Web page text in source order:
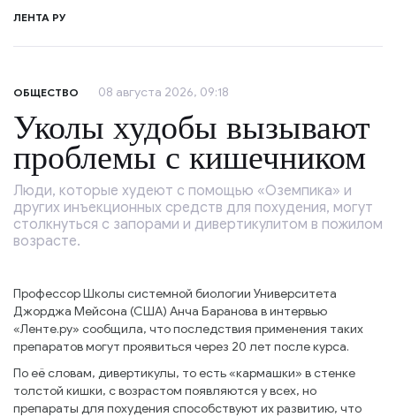
ЛЕНТА РУ
ОБЩЕСТВО 08 августа 2026, 09:18
Уколы худобы вызывают
проблемы с кишечником
Люди, которые худеют с помощью «Оземпика» и
других инъекционных средств для похудения, могут
столкнуться с запорами и дивертикулитом в пожилом
возрасте.
Профессор Школы системной биологии Университета
Джорджа Мейсона (США) Анча Баранова в интервью
«Ленте.ру» сообщила, что последствия применения таких
препаратов могут проявиться через 20 лет после курса.
По её словам, дивертикулы, то есть «кармашки» в стенке
толстой кишки, с возрастом появляются у всех, но
препараты для похудения способствуют их развитию, что